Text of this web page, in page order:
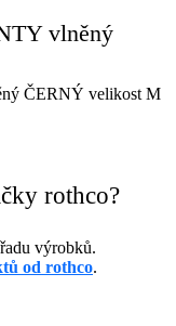
vlněný
ČERNÝ velikost M
rothco?
výrobků.
od rothco.